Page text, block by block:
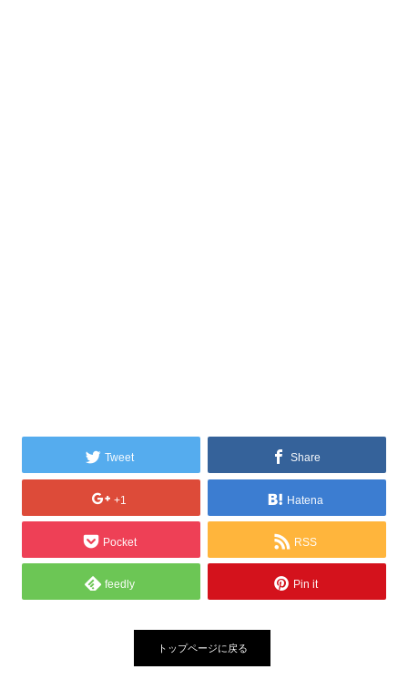
Tweet Share
+1 Hatena
Pocket RSS
feedly Pin it
トップページに戻る